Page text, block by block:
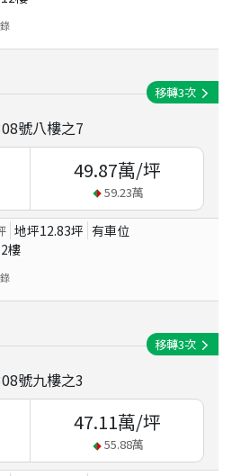
號八樓之7
移轉3次
49.87萬/坪
59.23萬
地坪12.83坪 有車位
樓
號九樓之3
移轉3次
47.11萬/坪
55.88萬